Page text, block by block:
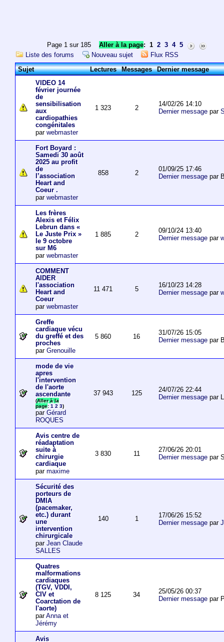
Page 1 sur 185Aller à la page: 1 2 3 4 5
Liste des forums
Nouveau sujet
Flux RSS
Sujet
Lectures Messages Dernier message
VIDEO 14
février journée
de
sensibilisation
aux
cardiopathies
congénitales
par webmaster
1 323 2
14/02/26 14:10
Dernier messagepar
Fort Boyard :
Samedi 30 août
2025 au profit
de
l’association
Heart and
Coeur .
par webmaster
858 2
01/09/25 17:46
Dernier messagepar
Les frères
Alexis et Félix
Lebrun dans «
Le Juste Prix »
le 9 octobre
sur M6
par webmaster
1 885 2
09/10/24 13:40
Dernier messagepar
COMMENT
AIDER
l'association
Heart and
Coeur
par webmaster
11 471 5
16/10/23 14:28
Dernier messagepar
Greffe
cardiaque vécu
du greffé et des
proches
par Grenouille
5 860 16
31/07/26 15:05
Dernier messagepar
mode de vie
apres
l'intervention
de l'aorte
ascendante
(Aller à la
page: 1 2 3)
par Gérard
ROQUES
37 943 125
24/07/26 22:44
Dernier messagepar
Avis centre de
réadaptation
suite à
chirurgie
cardiaque
par maxime
3 830 11
27/06/26 20:01
Dernier messagepar
Sécurité des
porteurs de
DMIA
(pacemaker,
etc.) durant
une
intervention
chirurgicale
par Jean Claude
SALLES
140 1
17/06/26 15:52
Dernier messagepar
Quatres
malformations
cardiaques
(TGV, VDDI,
CIV et
Coarctation de
l'aorte)
parAnna et
Jérémy
8 125 34
25/05/26 00:37
Dernier messagepar
Avis